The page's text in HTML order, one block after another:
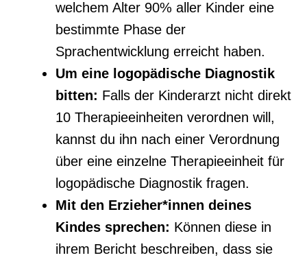
welchem Alter 90% aller Kinder eine
bestimmte Phase der
Sprachentwicklung erreicht haben.
Um eine logopädische Diagnostik
bitten: Falls der Kinderarzt nicht direkt
10 Therapieeinheiten verordnen will,
kannst du ihn nach einer Verordnung
über eine einzelne Therapieeinheit für
logopädische Diagnostik fragen.
Mit den Erzieher*innen deines
Kindes sprechen: Können diese in
ihrem Bericht beschreiben, dass sie